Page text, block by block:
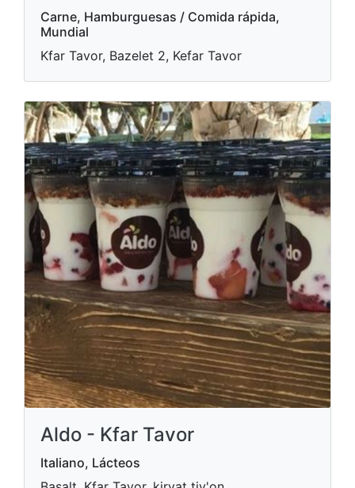
Carne, Hamburguesas / Comida rápida,
Mundial
Kfar Tavor, Bazelet 2, Kefar Tavor
Aldo - Kfar Tavor
Italiano, Lácteos
Basalt, Kfar Tavor, kiryat tiv'on